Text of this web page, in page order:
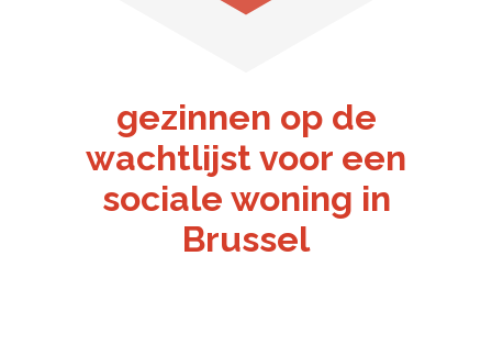
gezinnen op de
wachtlijst voor een
sociale woning in
Brussel